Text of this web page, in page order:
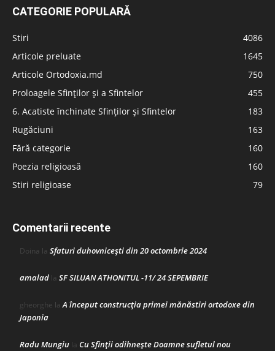
CATEGORIE POPULARĂ
Stiri
4086
Articole preluate
1645
Articole Ortodoxia.md
750
Proloagele Sfinților și a Sfintelor
455
6. Acatiste închinate Sfinților și Sfintelor
183
Rugăciuni
163
Fără categorie
160
Poezia religioasă
160
Stiri religioase
79
Comentarii recente
Doina la Sfaturi duhovnicești din 20 octombrie 2024
amalad la SF SILUAN ATHONITUL -11/ 24 SEPEMBRIE
gheorghe laA început construcţia primei mănăstiri ortodoxe din
Japonia
Radu Mungiu la Cu Sfinții odihnește Doamne sufletul nou